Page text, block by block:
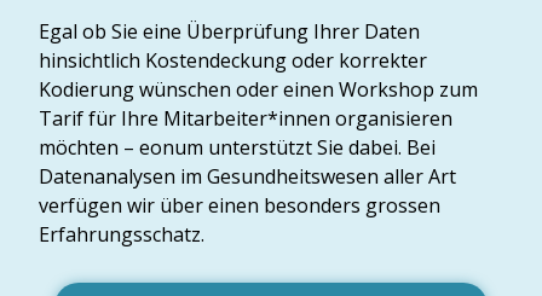
Egal ob Sie eine Überprüfung Ihrer Daten
hinsichtlich Kostendeckung oder korrekter
Kodierung wünschen oder einen Workshop zum
Tarif für Ihre Mitarbeiter*innen organisieren
möchten – eonum unterstützt Sie dabei. Bei
Datenanalysen im Gesundheitswesen aller Art
verfügen wir über einen besonders grossen
Erfahrungsschatz.